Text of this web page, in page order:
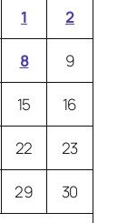
1 2
8 9
15 16
22 23
29 30